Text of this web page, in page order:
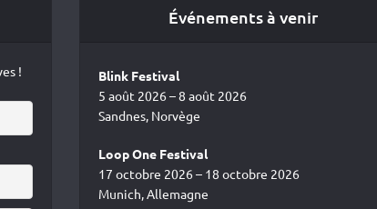
!
Événements à venir
Blink Festival
5 août 2026 – 8 août 2026
Sandnes, Norvège
Loop One Festival
17 octobre 2026 – 18 octobre 2026
Munich, Allemagne